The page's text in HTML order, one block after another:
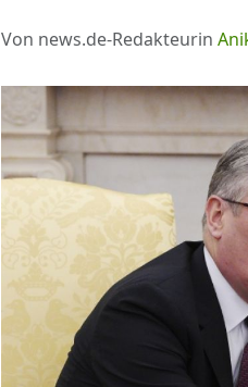
Von news.de-Redakteurin